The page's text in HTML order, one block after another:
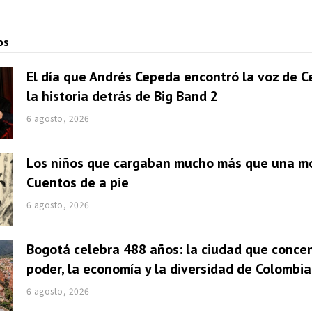
El día que Andrés Cepeda encontró la voz de
la historia detrás de Big Band 2
6 agosto, 2026
Los niños que cargaban mucho más que una
Cuentos de a pie
6 agosto, 2026
Bogotá celebra 488 años: la ciudad que
poder, la economía y la diversidad de Colombia
6 agosto, 2026